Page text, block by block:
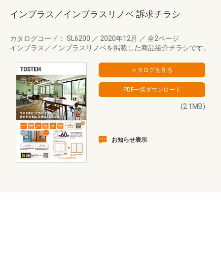
インプラス／インプラスリノベ 訴求チラシ
カタログコード： SL6200 ／ 2020年12月 ／ 全2ページ
インプラス／インプラスリノベを掲載した商品紹介チラシです。
(2.1MB)
お知らせ表示